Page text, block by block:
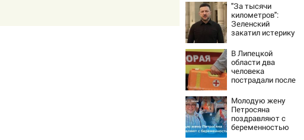
"За тысячи
километров":
Зеленский
закатил истерику
ночного удара
В Липецкой
области два
человека
пострадали после
Молодую жену
Петросяна
поздравляют с
беременностью